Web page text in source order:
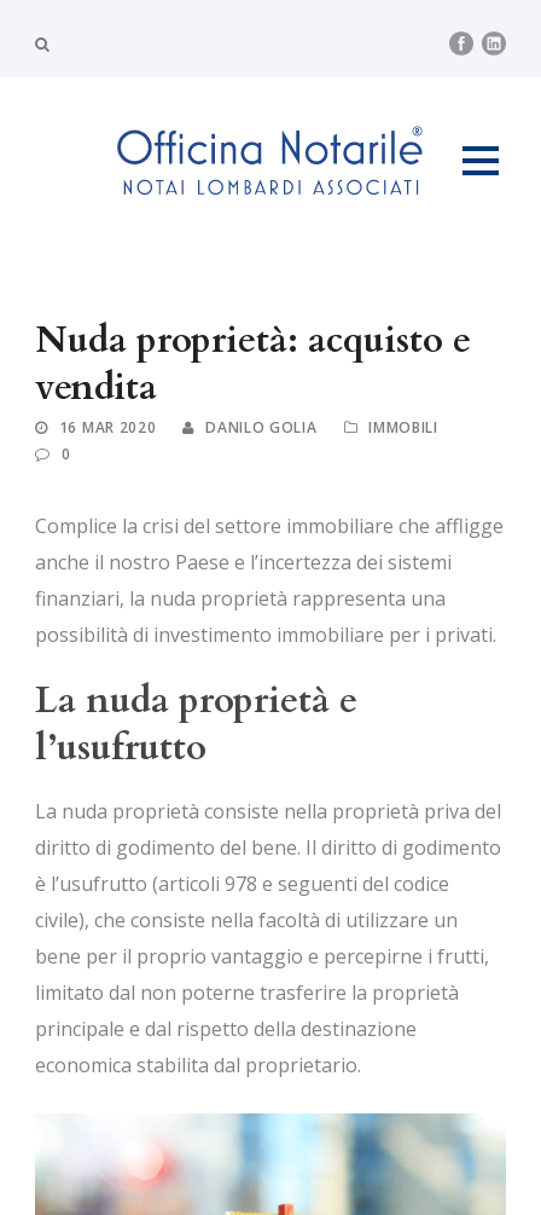
Nuda proprietà: acquisto e
vendita
16 MAR 2020 DANILO GOLIA
IMMOBILI
0
Complice la crisi del settore immobiliare che affligge
anche il nostro Paese e l’incertezza dei sistemi
finanziari, la nuda proprietà rappresenta una
possibilità di investimento immobiliare per i privati.
La nuda proprietà e
l’usufrutto
La nuda proprietà consiste nella proprietà priva del
diritto di godimento del bene. Il diritto di godimento
è l’usufrutto (articoli 978 e seguenti del codice
civile), che consiste nella facoltà di utilizzare un
bene per il proprio vantaggio e percepirne i frutti,
limitato dal non poterne trasferire la proprietà
principale e dal rispetto della destinazione
economica stabilita dal proprietario.